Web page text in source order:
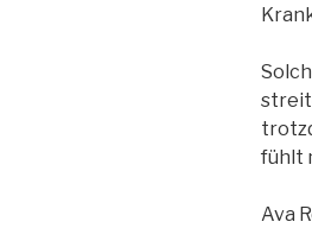
fühlt
Ava